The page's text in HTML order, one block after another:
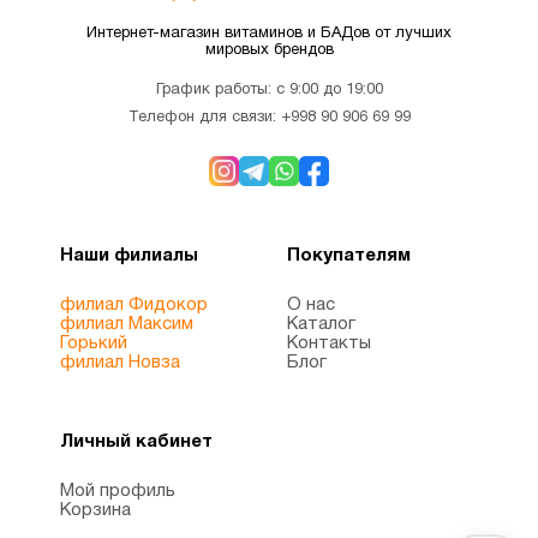
Коэнзим
Магний 2
Микроэлементы
Интернет-магазин витаминов и БАДов от лучших
мировых брендов
График работы: с 9:00 до 19:00
Телефон для связи: +998 90 906 69 99
Наши филиалы
филиал Фидокор
филиал Максим
Горький
филиал Новза
Покупателям
О нас
Каталог
Контакты
Блог
Личный кабинет
Мой профиль
Корзина